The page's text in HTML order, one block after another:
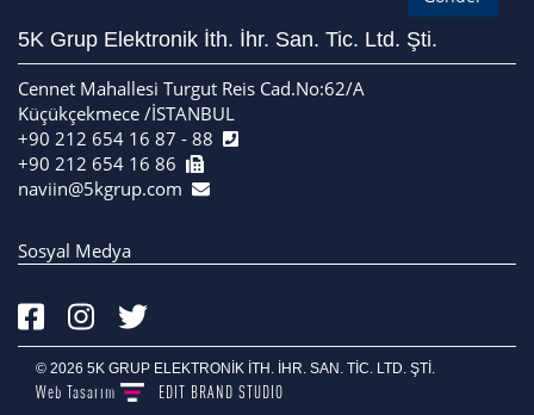
5K Grup Elektronik İth. İhr. San. Tic. Ltd. Şti.
Cennet Mahallesi Turgut Reis Cad.No:62/A
Küçükçekmece /İSTANBUL
+90 212 654 16 87 - 88
+90 212 654 16 86
naviin@5kgrup.com
Sosyal Medya
© 2026 5K GRUP ELEKTRONİK İTH. İHR. SAN. TİC. LTD. ŞTİ.
Web Tasarım EDIT BRAND STUDIO